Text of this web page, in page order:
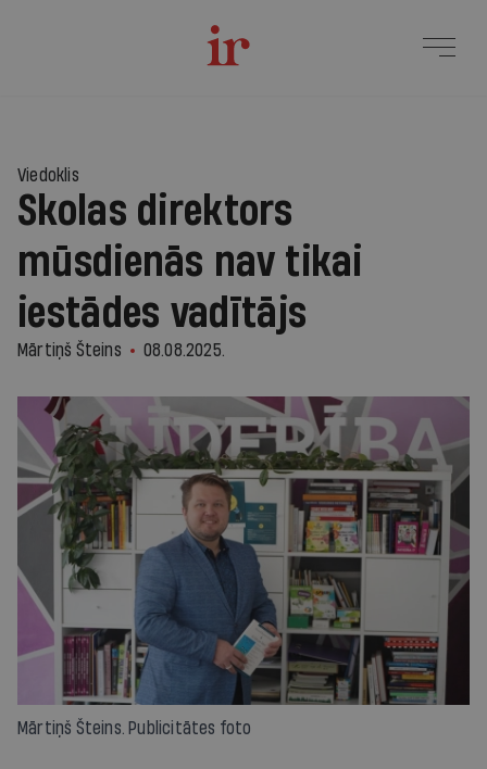
Viedoklis
Skolas direktors
mūsdienās nav tikai
iestādes vadītājs
Mārtiņš Šteins 08.08.2025.
Mārtiņš Šteins. Publicitātes foto